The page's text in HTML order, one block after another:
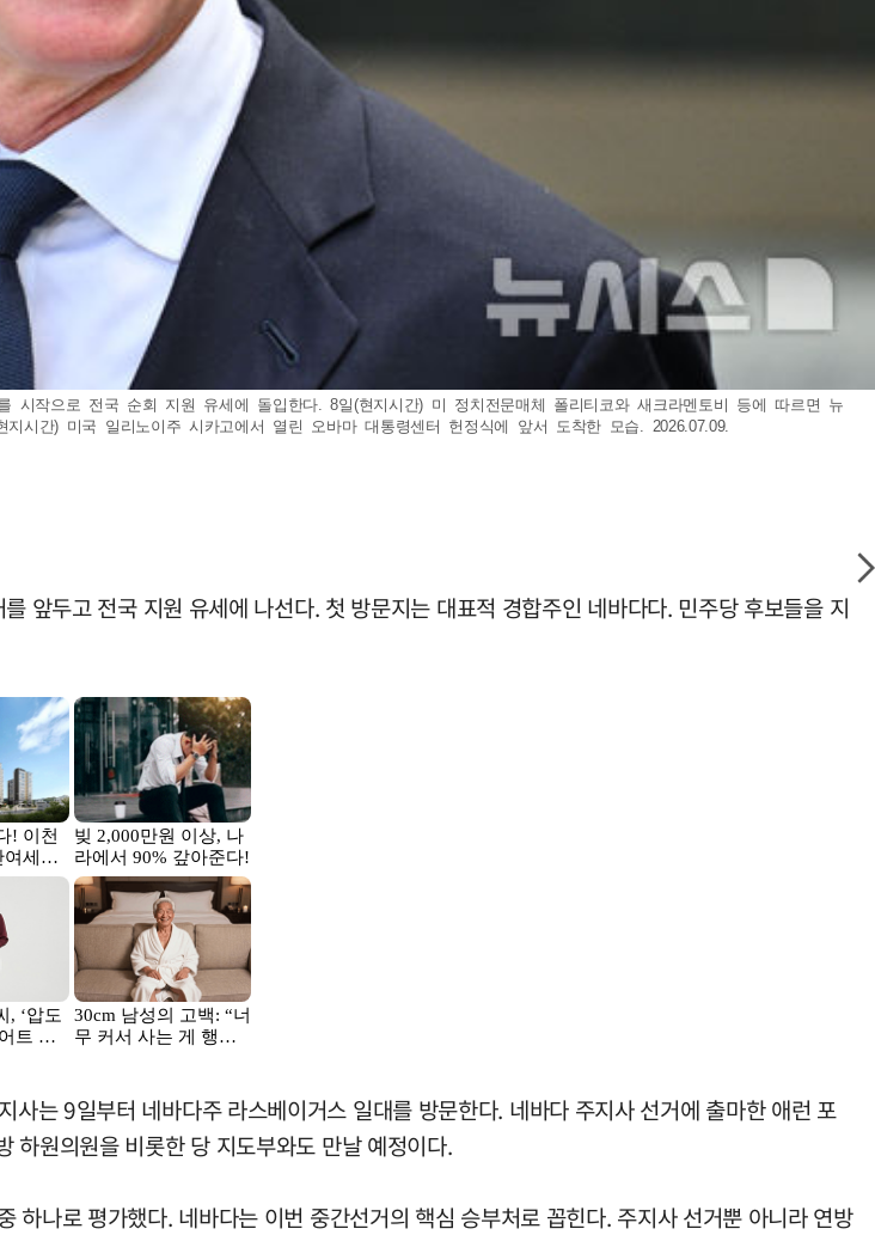
작으로 전국 순회 지원 유세에 돌입한다. 8일(현지시간) 미 정치전문매체 폴리티코와 새크라멘토비 등에 따르면 뉴
시간) 미국 일리노이주 시카고에서 열린 오바마 대통령센터 헌정식에 앞서 도착한 모습. 2026.07.09.
앞두고 전국 지원 유세에 나선다. 첫 방문지는 대표적 경합주인 네바다다. 민주당 후보들을 지
는 9일부터 네바다주 라스베이거스 일대를 방문한다. 네바다 주지사 선거에 출마한 애런 포
하원의원을 비롯한 당 지도부와도 만날 예정이다.
나로 평가했다. 네바다는 이번 중간선거의 핵심 승부처로 꼽힌다. 주지사 선거뿐 아니라 연방